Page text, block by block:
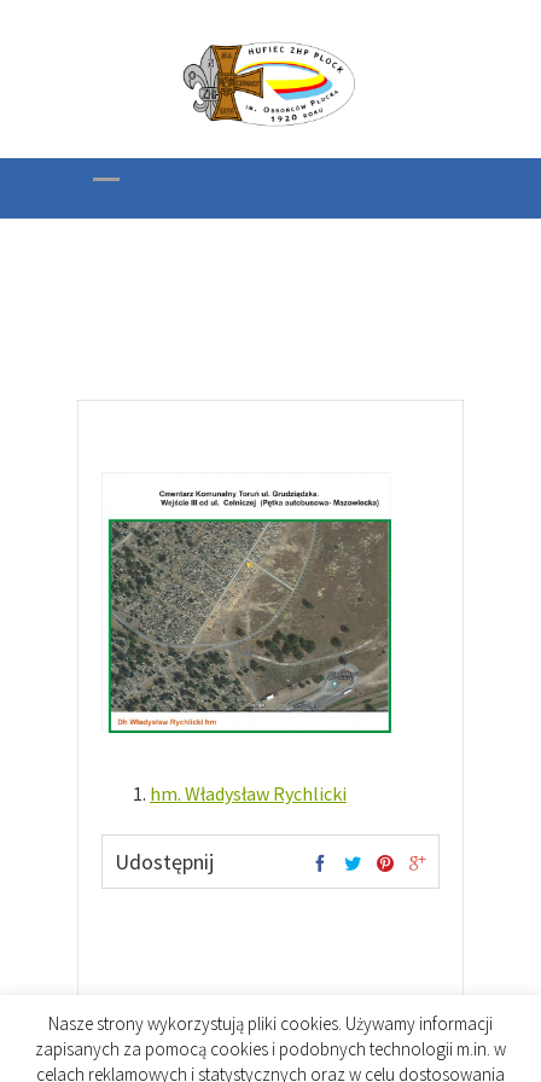
hm. Władysław Rychlicki
Udostępnij
Nasze strony wykorzystują pliki cookies. Używamy informacji
zapisanych za pomocą cookies i podobnych technologii m.in. w
celach reklamowych i statystycznych oraz w celu dostosowania